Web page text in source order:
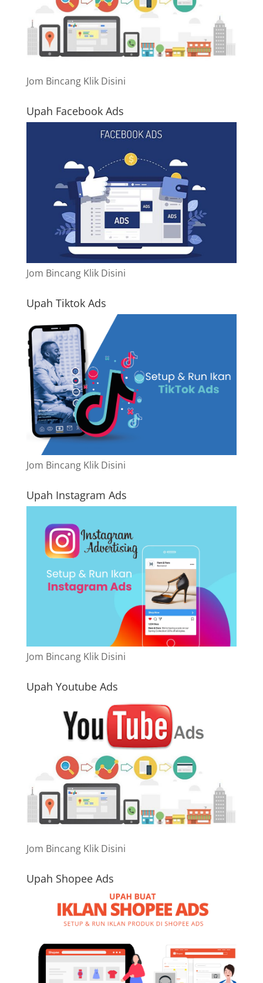
Jom Bincang Klik Disini
Upah Facebook Ads
Jom Bincang Klik Disini
Upah Tiktok Ads
Jom Bincang Klik Disini
Upah Instagram Ads
Jom Bincang Klik Disini
Upah Youtube Ads
Jom Bincang Klik Disini
Upah Shopee Ads